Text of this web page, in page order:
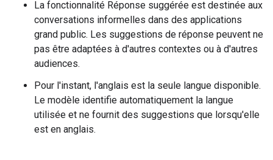
La fonctionnalité Réponse suggérée est destinée aux
conversations informelles dans des applications
grand public. Les suggestions de réponse peuvent ne
pas être adaptées à d'autres contextes ou à d'autres
audiences.
Pour l'instant, l'anglais est la seule langue disponible.
Le modèle identifie automatiquement la langue
utilisée et ne fournit des suggestions que lorsqu'elle
est en anglais.